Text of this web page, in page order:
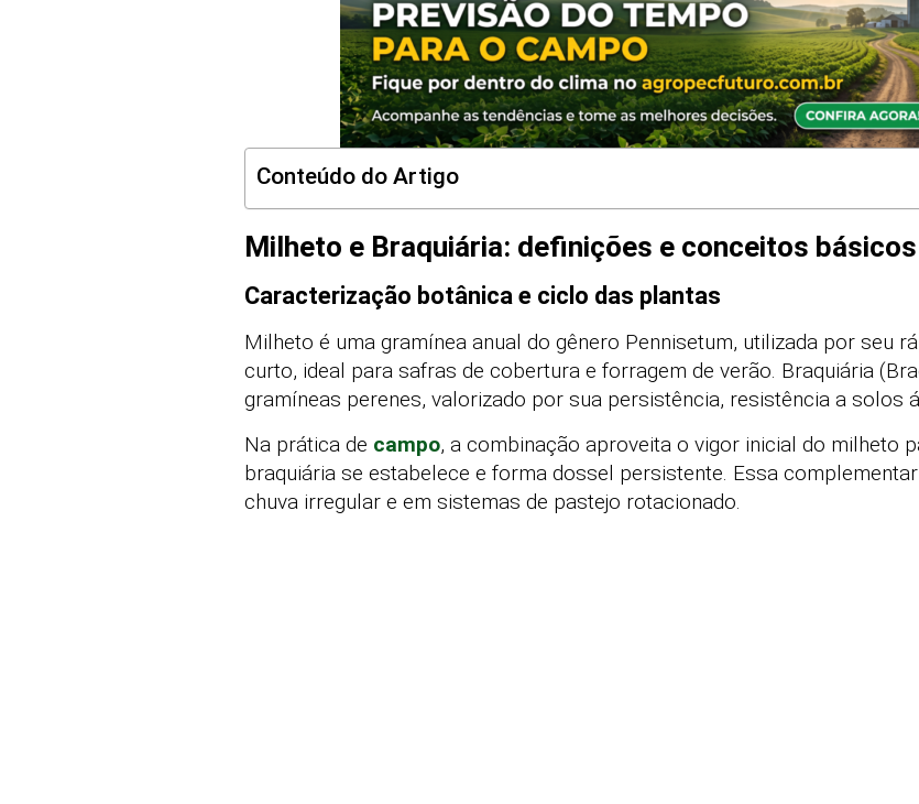
Conteúdo do Artigo
Milheto e Braquiária: definições e conceitos básicos
Caracterização botânica e ciclo das plantas
Milheto é uma gramínea anual do gênero Pennisetum, utilizada por seu
curto, ideal para safras de cobertura e forragem de verão. Braquiária
gramíneas perenes, valorizado por sua persistência, resistência a solos
Na prática de campo, a combinação aproveita o vigor inicial do milheto
braquiária se estabelece e forma dossel persistente. Essa
chuva irregular e em sistemas de pastejo rotacionado.